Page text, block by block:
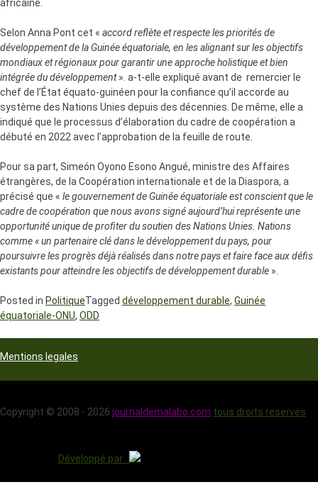
africaine.
Selon Anna Pont cet « accord reflète et respecte les priorités de
développement de la Guinée équatoriale, en les alignant sur les objectifs
mondiaux et régionaux pour garantir une approche holistique et bien
intégrée du développement». a-t-elle expliqué avant de remercier le
chef de l’État équato-guinéen pour la confiance qu’il accorde au
système des Nations Unies depuis des décennies. De même, elle a
indiqué que le processus d’élaboration du cadre de coopération a
débuté en 2022 avec l’approbation de la feuille de route.
Pour sa part, Simeón Oyono Esono Angué, ministre des Affaires
étrangères, de la Coopération internationale et de la Diaspora, a
précisé que « le gouvernement de Guinée équatoriale est conscient que le
cadre de coopération que nous avons signé aujourd’hui représente une
opportunité unique de profiter du soutien des Nations Unies. Nations
comme « un partenaire clé dans le développement du pays, pour
poursuivre les progrès déjà réalisés dans notre pays et faire face aux défis
existants pour atteindre les objectifs de développement durable ».
Posted in PolitiqueTagged développement durable, Guinée
équatoriale-ONU, ODD
Mentions legales
Copyright © 2008 - 2026 journaldemalabo.com tous droits reservés
Développé par